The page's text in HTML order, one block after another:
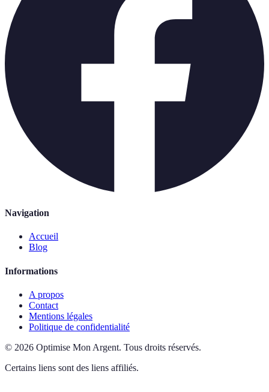
Navigation
Accueil
Blog
Informations
A propos
Contact
Mentions légales
Politique de confidentialité
© 2026 Optimise Mon Argent. Tous droits réservés.
Certains liens sont des liens affiliés.